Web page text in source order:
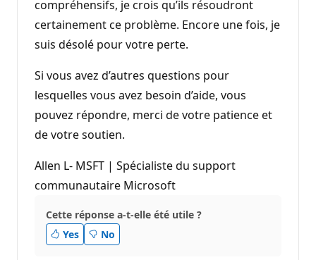
compréhensifs, je crois qu’ils résoudront
certainement ce problème. Encore une fois, je
suis désolé pour votre perte.
Si vous avez d’autres questions pour
lesquelles vous avez besoin d’aide, vous
pouvez répondre, merci de votre patience et
de votre soutien.
Allen L- MSFT | Spécialiste du support
communautaire Microsoft
Cette réponse a-t-elle été utile ?
Yes
No